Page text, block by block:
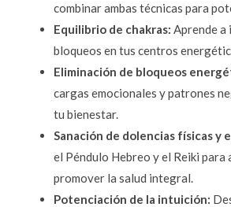
combinar ambas técnicas para
Equilibrio de chakras: Aprende
bloqueos en tus centros
Eliminación de bloqueos
cargas emocionales y patrones
tu bienestar.
Sanación de dolencias físicas y
el Péndulo Hebreo y el Reiki
promover la salud integral.
Potenciación de la intuición: